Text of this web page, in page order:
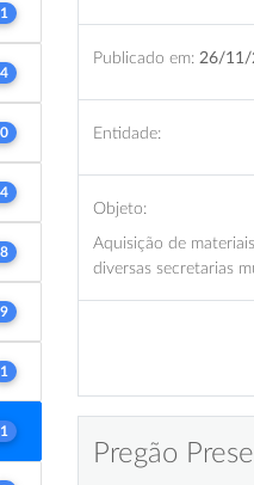
1
Publicado em: 26/11/
Entidade:
Objeto:
Aquisição de
diversas secretarias
Pregão